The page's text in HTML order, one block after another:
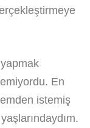
En
istemiş